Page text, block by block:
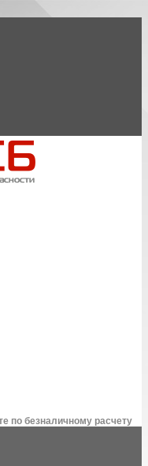
по безналичному расчету